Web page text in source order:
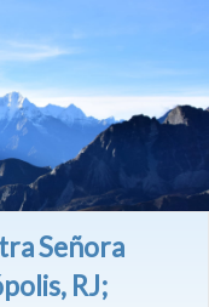
Señora
RJ;